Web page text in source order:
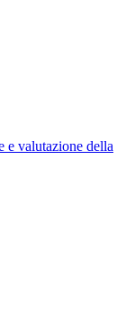
e valutazione della